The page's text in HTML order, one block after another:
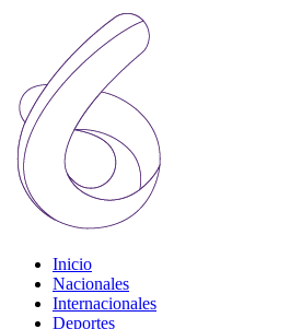
Inicio
Nacionales
Internacionales
Deportes